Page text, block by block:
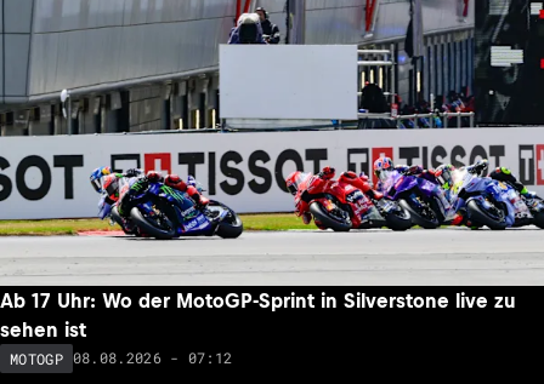
Ab 17 Uhr: Wo der MotoGP-Sprint in Silverstone live zu
sehen ist
MOTOGP 08.08.2026 - 07:12